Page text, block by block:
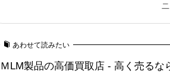
あわせて読みたい
ＭLM製品の高価買取店 - 高く売るな